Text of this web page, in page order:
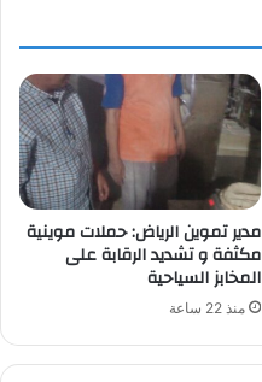
مدير تموين الرياض: حملات موينية
مكثفة و تشديد الرقابة على
المخابز السياحية
منذ 22 ساعة